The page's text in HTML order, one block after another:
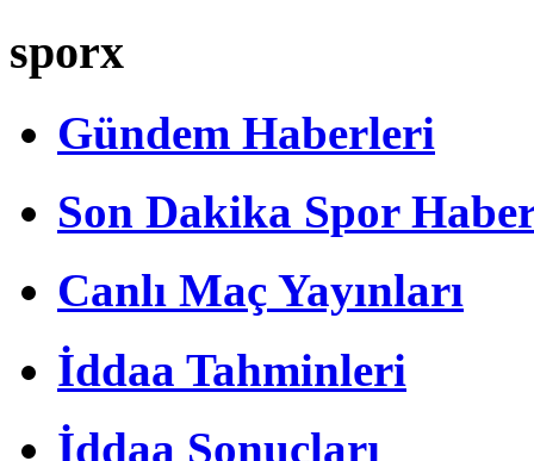
sporx
Gündem Haberleri
Son Dakika Spor
Canlı Maç Yayınları
İddaa Tahminleri
İddaa Sonuçları